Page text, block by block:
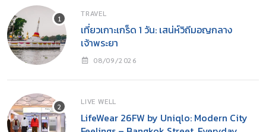
TRAVEL
เที่ยวเกาะเกร็ด 1 วัน: เสน่ห์วิถีมอญกลาง
เจ้าพระยา
08/09/2026
LIVE WELL
LifeWear 26FW by Uniqlo: Modern City